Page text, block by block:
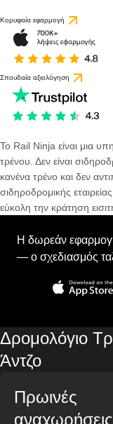
Κορυφαία εφαρμογή
Σπουδαία αξιολόγηση
Το Rail Ninja είναι μια
τρένου. Δεν είναι
κανένα τρένο και δεν
σιδηροδρομικής
εύκολη την κράτηση
Η δωρεάν
— ο σχεδιασμός
Δρομολόγιο
Άντζο
Πρωινές
αναχωρήσεις